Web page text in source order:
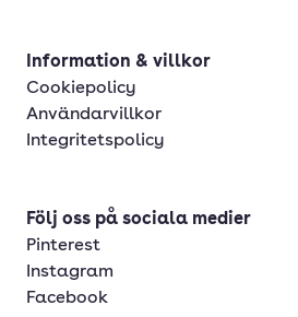
Information & villkor
Cookiepolicy
Användarvillkor
Integritetspolicy
Följ oss på sociala medier
Pinterest
Instagram
Facebook